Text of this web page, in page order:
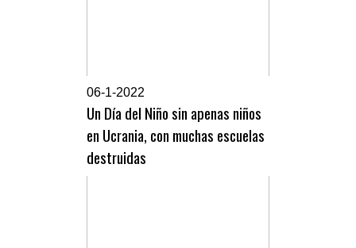
06-1-2022
Un Día del Niño sin apenas niños
en Ucrania, con muchas escuelas
destruidas